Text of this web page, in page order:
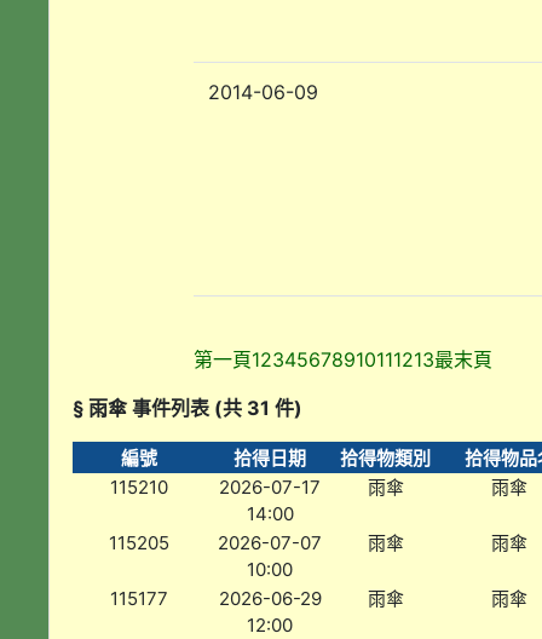
2014-06-09
第一頁12345678910111213最末頁
§ 雨傘 事件列表 (共 31 件)
編號 拾得日期 拾得物類別
拾得物品
115210
2026-07-17
14:00
雨傘 雨傘
115205
2026-07-07
10:00
雨傘 雨傘
115177
2026-06-29
12:00
雨傘 雨傘